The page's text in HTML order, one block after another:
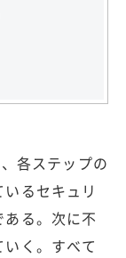
各ステップの
るセキュリ
る。次に不
く。すべて